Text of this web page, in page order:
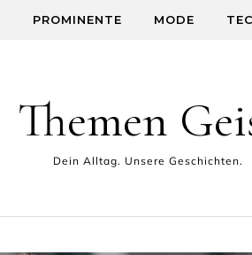
PROMINENTE MODE
Themen
Dein Alltag. Unsere Geschichten.